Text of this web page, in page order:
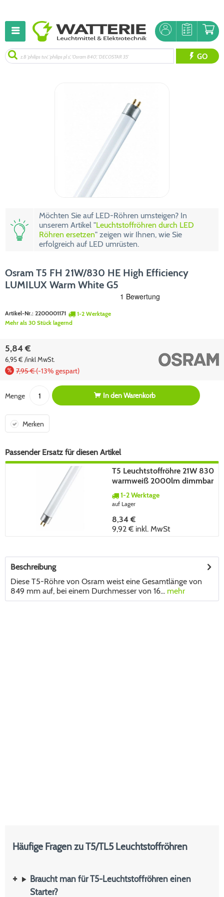
GO
Möchten Sie auf LED-Röhren umsteigen? In
unserem Artikel "Leuchtstoffröhren durch LED
Röhren ersetzen" zeigen wir Ihnen, wie Sie
erfolgreich auf LED umrüsten.
Osram T5 FH 21W/830 HE High Efficiency
LUMILUX Warm White G5
Artikel-Nr.: 2200001171
1-2 Werktage
Mehr als 30 Stück lagernd
5,84 €
6,95 € /inkl MwSt.
7,95 €(-13% gespart)
Menge In denWarenkorb
Merken
Passender Ersatz für diesen Artikel
T5 Leuchtstoffröhre 21W 830
warmweiß 2000lm dimmbar
G5 849mm
1-2 Werktage
auf Lager
8,34 €
9,92 € inkl. MwSt
Beschreibung
Diese T5-Röhre von Osram weist eine Gesamtlänge von
849 mm auf, bei einem Durchmesser von 16... mehr
Häufige Fragen zu T5/TL5 Leuchtstoffröhren
Braucht man für T5-Leuchtstoffröhren einen
Starter?